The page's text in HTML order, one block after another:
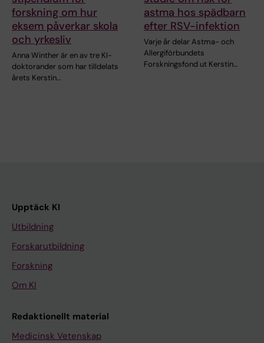
forskning om hur
eksem påverkar skola
och yrkesliv
Anna Winther är en av tre KI-
doktorander som har tilldelats
årets Kerstin…
astma hos spädbarn
efter RSV-infektion
Varje år delar Astma- och
Allergiförbundets
Forskningsfond ut Kerstin…
Upptäck KI
Utbildning
Forskarutbildning
Forskning
Om KI
Redaktionellt material
Medicinsk Vetenskap